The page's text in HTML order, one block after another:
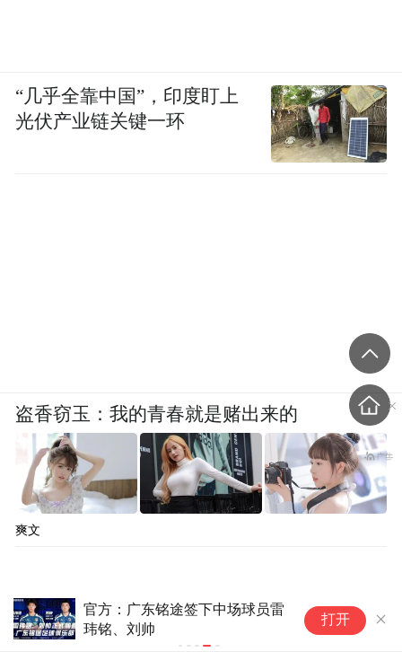
官方：广东铭途签下中场球员雷
玮铭、刘帅
打开
“几乎全靠中国”，印度盯上
光伏产业链关键一环
盗香窃玉：我的青春就是赌出来的
爽文